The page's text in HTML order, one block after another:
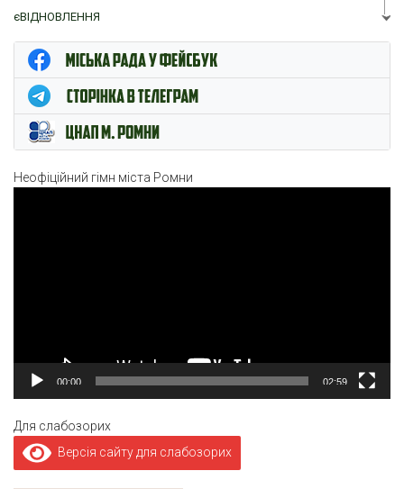
єВІДНОВЛЕННЯ
ЦНАП м. Ромни
Неофіційний гімн міста Ромни
00:00 02:59
Для слабозорих
Версія сайту для слабозорих